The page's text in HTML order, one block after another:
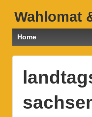
Wahlomat
Home